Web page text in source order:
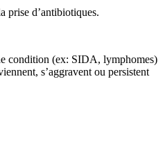
prise d’antibiotiques.
condition (ex: SIDA, lymphomes)
s’aggravent ou persistent